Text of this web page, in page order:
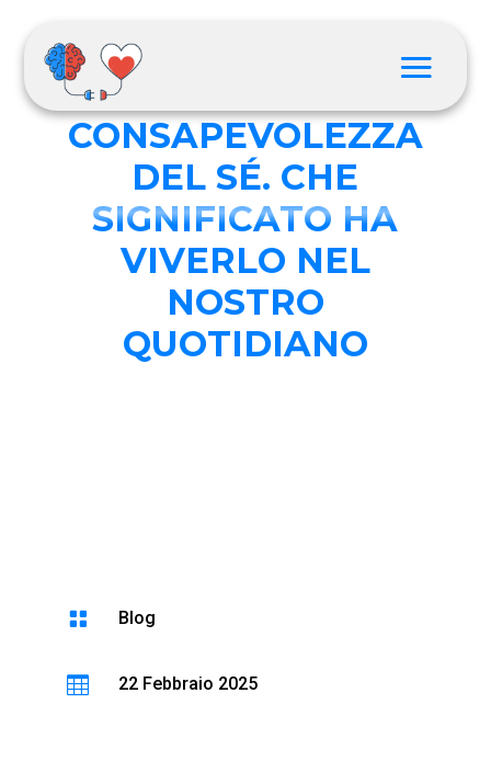
AMARE NELLA
CONSAPEVOLEZZA
DEL SÉ. CHE
SIGNIFICATO HA
VIVERLO NEL
NOSTRO
QUOTIDIANO
 Blog
 22 Febbraio 2025